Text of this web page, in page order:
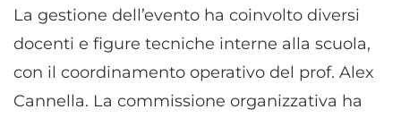
La gestione dell’evento ha coinvolto diversi
docenti e figure tecniche interne alla scuola,
con il coordinamento operativo del prof. Alex
Cannella. La commissione organizzativa ha